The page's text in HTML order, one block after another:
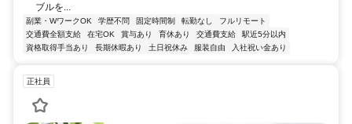
ブルを...
副業・WワークOK 学歴不問 固定時間制 転勤なし
フルリモート
交通費全額支給
在宅OK 賞与あり 育休あり 交通費支給
駅近5分以内
資格取得手当あり
長期休暇あり 土日祝休み 服装自由 入社祝い金あり
正社員